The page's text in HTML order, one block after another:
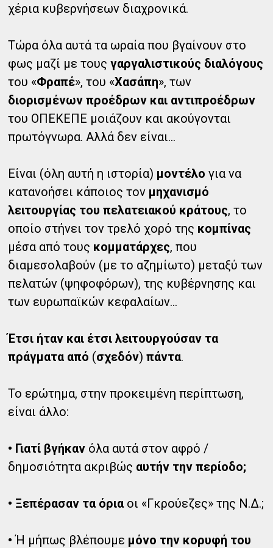
χέρια κυβερνήσεων διαχρονικά.
Τώρα όλα αυτά τα ωραία που βγαίνουν στο
φως μαζί με τουςγαργαλιστικούς διαλόγους
του «Φραπέ», του «Χασάπη», των
διορισμένων προέδρων και αντιπροέδρων
του ΟΠΕΚΕΠΕ μοιάζουν και ακούγονται
πρωτόγνωρα. Αλλά δεν είναι…
Είναι (όλη αυτή η ιστορία) μοντέλο για να
κατανοήσει κάποιος τον μηχανισμό
λειτουργίας του πελατειακού κράτους, το
οποίο στήνει τον τρελό χορό της κομπίνας
μέσα από τους κομματάρχες, που
διαμεσολαβούν (με το αζημίωτο) μεταξύ των
πελατών (ψηφοφόρων), της κυβέρνησης και
των ευρωπαϊκών κεφαλαίων…
Έτσι ήταν και έτσι λειτουργούσαν τα
πράγματα από (σχεδόν)πάντα.
Το ερώτημα, στην προκειμένη περίπτωση,
είναι άλλο:
• Γιατί βγήκαν όλα αυτά στον αφρό /
δημοσιότητα ακριβώς αυτήν την περίοδο;
• Ξεπέρασαν τα όρια οι «Γκρούεζες» της Ν.Δ.;
• Ή μήπως βλέπουμε μόνο την κορυφή του